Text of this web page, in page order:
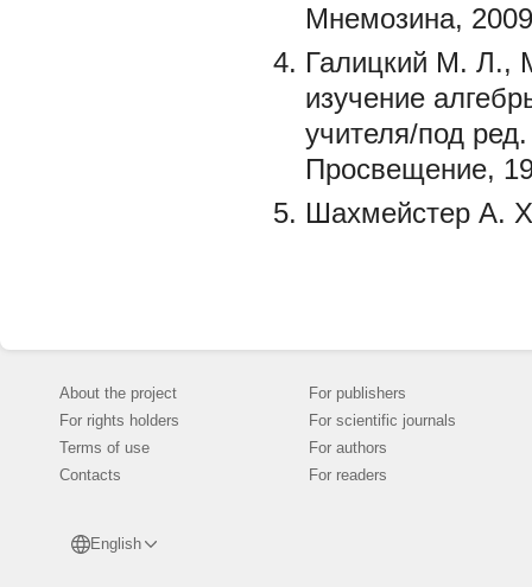
Мнемозина,
Галицкий М. Л.,
изучение
учителя/под
Просвещение,
Шахмейстер А.
About the project
For rights holders
Terms of use
Contacts
English
For publishers
For scientific journals
For authors
For readers